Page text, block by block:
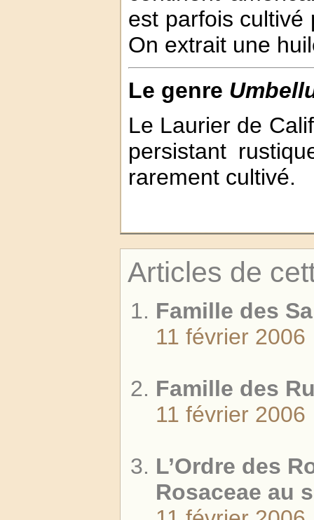
est parfois cultivé
On extrait une
Le genre
Le Laurier de
persistant
rarement cultivé.
Articles de
Famille des
11 février 2006
Famille des
11 février 2006
L’Ordre des
Rosaceae au